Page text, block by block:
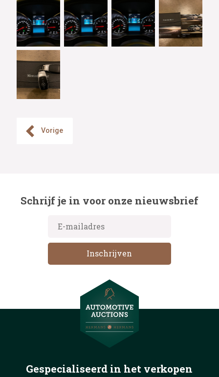
Vorige
Schrijf je in voor onze nieuwsbrief
Gespecialiseerd in het verkopen